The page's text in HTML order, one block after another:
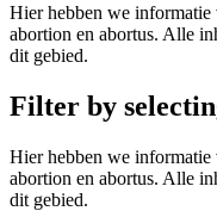
Hier hebben we informatie
abortion en abortus. Alle
dit gebied.
Filter by
Hier hebben we informatie
abortion en abortus. Alle
dit gebied.